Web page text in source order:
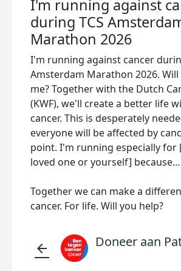
I'm running against
during TCS
Marathon 2026
I'm running against cancer
Amsterdam Marathon 2026.
me? Together with the Dutch
(KWF), we'll create a better life
cancer. This is desperately
everyone will be affected by
point. I'm running especially for
loved one or yourself] because…
Together we can make a
cancer. For life. Will you help?
arrow_back Doneer aan